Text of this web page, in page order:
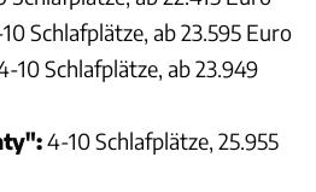
Schlafplätze, ab 23.595 Euro
10 Schlafplätze, ab 23.949
4-10 Schlafplätze, 25.955